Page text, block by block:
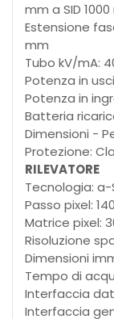
mm a SID
Estensione
mm
Tubo kV/mA:
Potenza in
Potenza in
Batteria
Dimensioni -
Protezione:
RILEVATORE
Tecnologia: a-
Passo pixel:
Matrice pixel:
Risoluzione
Dimensioni
Tempo di
Interfaccia
Interfaccia